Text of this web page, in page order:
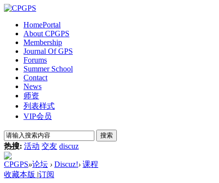
HomePortal
About CPGPS
Membership
Journal Of GPS
Forums
Summer School
Contact
News
师资
列表样式
VIP会员
搜索
热搜: 活动 交友 discuz
CPGPS»论坛 › Discuz!› 课程
收藏本版 |订阅